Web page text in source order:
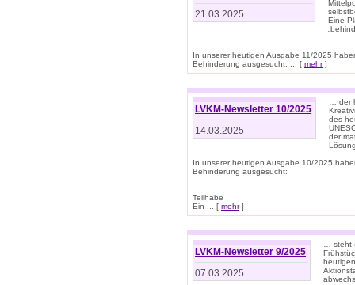
21.03.2025
Eine
In unserer heutigen Ausgabe 11/2025
Behinderung ausgesucht: ... [ mehr]
LVKM-Newsletter 10/2025
14.03.2025
… der
des
der
In unserer heutigen Ausgabe 10/2025
Behinderung ausgesucht:
Teilhabe
Ein ... [ mehr]
LVKM-Newsletter 9/2025
07.03.2025
… steht